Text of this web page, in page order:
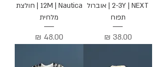
2-3Y | NEXT | אוברול
תפוח
מחיר
12M | Nautica | חולצת
מלחית
מחיר